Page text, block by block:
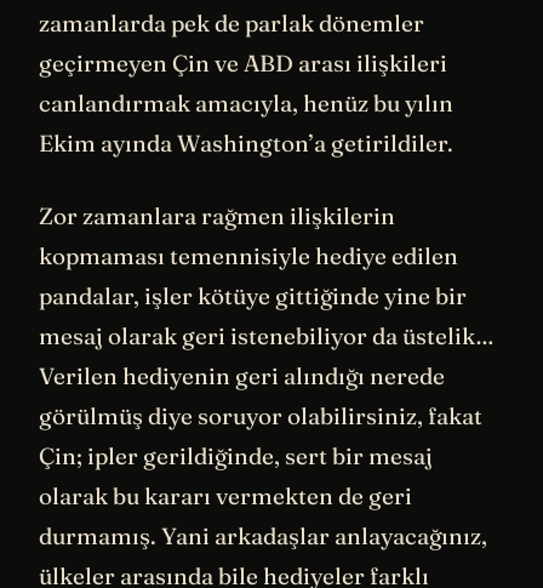
zamanlarda pek de parlak dönemler
geçirmeyen Çin ve ABD arası ilişkileri
canlandırmak amacıyla, henüz bu yılın
Ekim ayında Washington’a getirildiler.
Zor zamanlara rağmen ilişkilerin
kopmaması temennisiyle hediye edilen
pandalar, işler kötüye gittiğinde yine bir
mesaj olarak geri istenebiliyor da üstelik…
Verilen hediyenin geri alındığı nerede
görülmüş diye soruyor olabilirsiniz, fakat
Çin; ipler gerildiğinde, sert bir mesaj
olarak bu kararı vermekten de geri
durmamış. Yani arkadaşlar anlayacağınız,
ülkeler arasında bile hediyeler farklı